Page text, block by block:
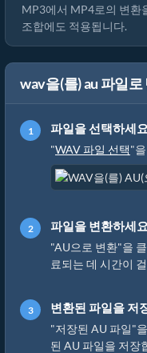
MP3에서 MP4로의 변환
조합에도 적용됩니다.
wav을(를) au 파일
파일을 선택하세
"WAV 파일 선택"
파일을 변환하세
"AU으로 변환"을
료되는 데 시간이
변환된 파일을 저
"저장된 AU 파일"
된 AU 파일을 저장